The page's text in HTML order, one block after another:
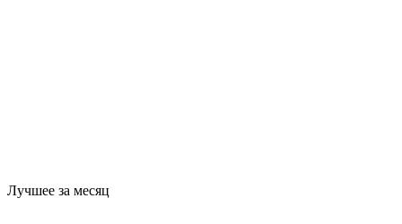
Лучшее за месяц